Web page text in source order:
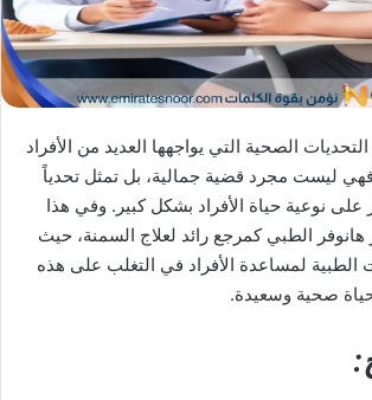
إ
ل
ك
ت
و
ن
ا
الصحية التي يواجهها العديد من الأفراد
ليست مجرد قضية جمالية، بل تمثل تحدياً
على نوعية حياة الأفراد بشكل كبير. وفي هذا
هانوفر الطبي كمرجع رائد لعلاج السمنة، حيث
الطبية لمساعدة الأفراد في التغلب على هذه
صحية وسعيدة.